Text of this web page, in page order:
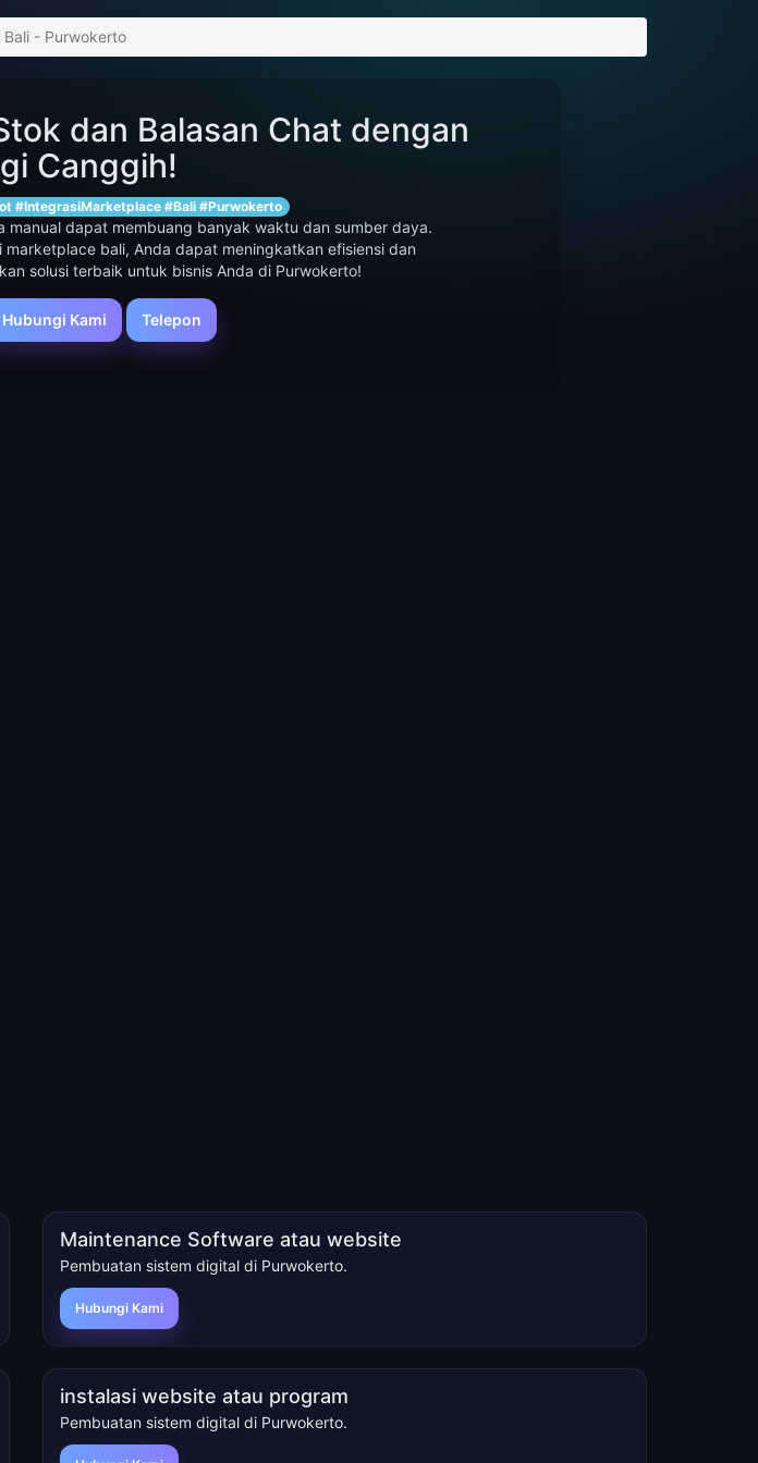
- Purwokerto
dan Balasan Chat dengan
Canggih!
#IntegrasiMarketplace #Bali #Purwokerto
dapat membuang banyak waktu dan sumber daya.
bali, Anda dapat meningkatkan efisiensi dan
solusi terbaik untuk bisnis Anda di Purwokerto!
Hubungi Kami Telepon
Maintenance Software atau website
Pembuatan sistem digital di Purwokerto.
Hubungi Kami
instalasi website atau program
Pembuatan sistem digital di Purwokerto.